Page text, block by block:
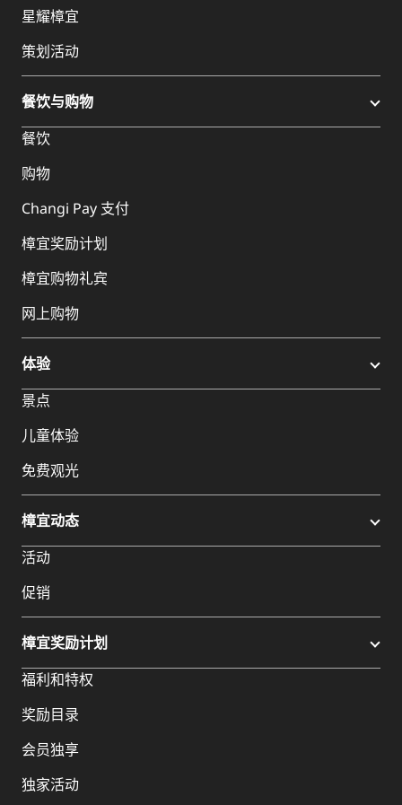
星耀樟宜
策划活动
餐饮与购物
餐饮
购物
Changi Pay 支付
樟宜奖励计划
樟宜购物礼宾
网上购物
体验
景点
儿童体验
免费观光
樟宜动态
活动
促销
樟宜奖励计划
福利和特权
奖励目录
会员独享
独家活动